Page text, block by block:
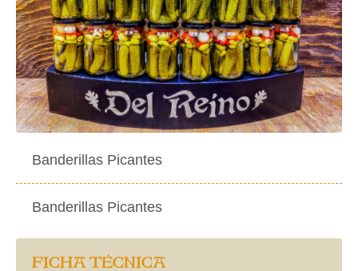
Banderillas Picantes
Banderillas Picantes
FICHA TÉCNICA